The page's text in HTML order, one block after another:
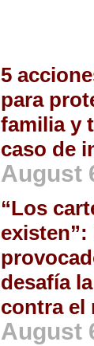
5
para
familia y
caso de
August
“Los
existen”:
desafía
contra el
August